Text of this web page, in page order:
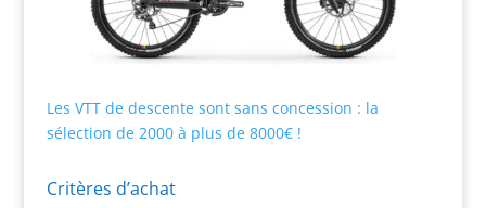
Les VTT de descente sont sans concession : la
sélection de 2000 à plus de 8000€ !
Critères d’achat